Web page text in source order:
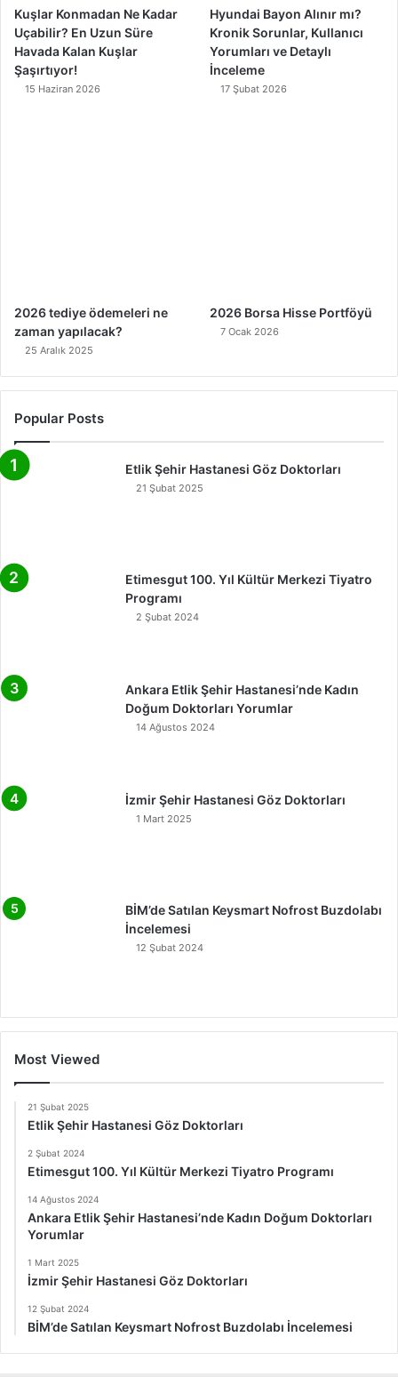
Kuşlar Konmadan Ne Kadar
Uçabilir? En Uzun Süre
Havada Kalan Kuşlar
Şaşırtıyor!
15 Haziran 2026
Hyundai Bayon Alınır mı?
Kronik Sorunlar, Kullanıcı
Yorumları ve Detaylı
İnceleme
17 Şubat 2026
2026 tediye ödemeleri ne
zaman yapılacak?
25 Aralık 2025
2026 Borsa Hisse Portföyü
7 Ocak 2026
Popular Posts
Etlik Şehir Hastanesi Göz Doktorları
21 Şubat 2025
Etimesgut 100. Yıl Kültür Merkezi Tiyatro
Programı
2 Şubat 2024
Ankara Etlik Şehir Hastanesi’nde Kadın
Doğum Doktorları Yorumlar
14 Ağustos 2024
İzmir Şehir Hastanesi Göz Doktorları
1 Mart 2025
BİM’de Satılan Keysmart Nofrost Buzdolabı
İncelemesi
12 Şubat 2024
Most Viewed
21 Şubat 2025
Etlik Şehir Hastanesi Göz Doktorları
2 Şubat 2024
Etimesgut 100. Yıl Kültür Merkezi Tiyatro Programı
14 Ağustos 2024
Ankara Etlik Şehir Hastanesi’nde Kadın Doğum Doktorları
Yorumlar
1 Mart 2025
İzmir Şehir Hastanesi Göz Doktorları
12 Şubat 2024
BİM’de Satılan Keysmart Nofrost Buzdolabı İncelemesi